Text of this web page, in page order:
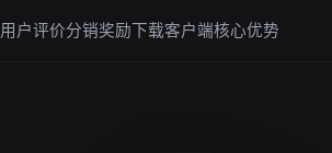
用户评价分销奖励下载客户端核心优势